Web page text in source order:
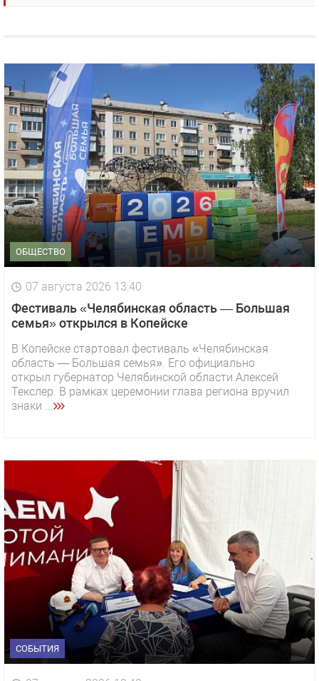
ОБЩЕСТВО
07 августа 2026 13:40
Фестиваль «Челябинская область — Большая
семья» открылся в Копейске
В Копейске стартовал фестиваль «Челябинская
область — Большая семья». Его официально
открыл губернатор Челябинской области Алексей
Текслер. В рамках церемонии глава региона вручил
знаки ...
СОБЫТИЯ